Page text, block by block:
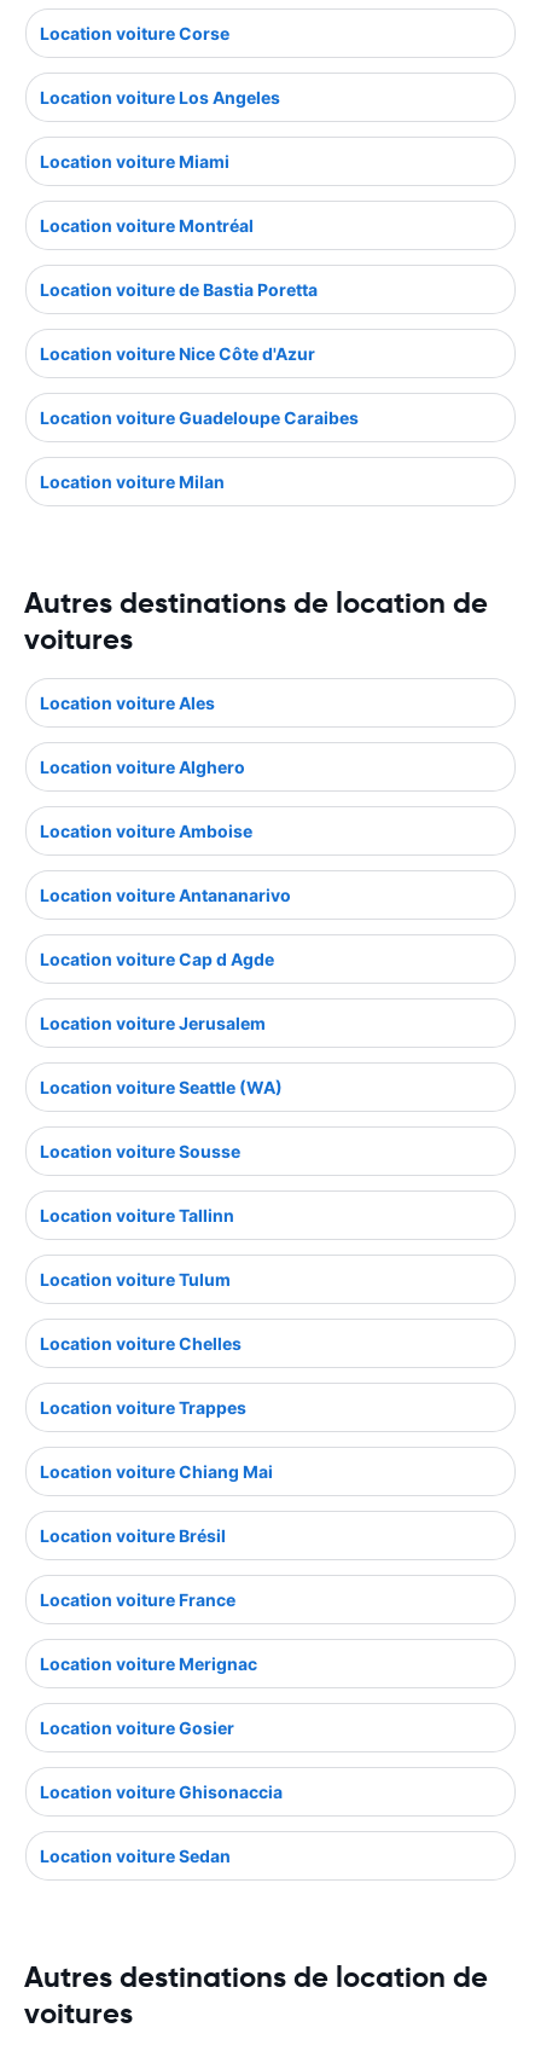
Location voiture Corse
Location voiture Los Angeles
Location voiture Miami
Location voiture Montréal
Location voiture de Bastia Poretta
Location voiture Nice Côte d'Azur
Location voiture Guadeloupe Caraibes
Location voiture Milan
Autres destinations de location de
voitures
Location voiture Ales
Location voiture Alghero
Location voiture Amboise
Location voiture Antananarivo
Location voiture Cap d Agde
Location voiture Jerusalem
Location voiture Seattle (WA)
Location voiture Sousse
Location voiture Tallinn
Location voiture Tulum
Location voiture Chelles
Location voiture Trappes
Location voiture Chiang Mai
Location voiture Brésil
Location voiture France
Location voiture Merignac
Location voiture Gosier
Location voiture Ghisonaccia
Location voiture Sedan
Autres destinations de location de
voitures